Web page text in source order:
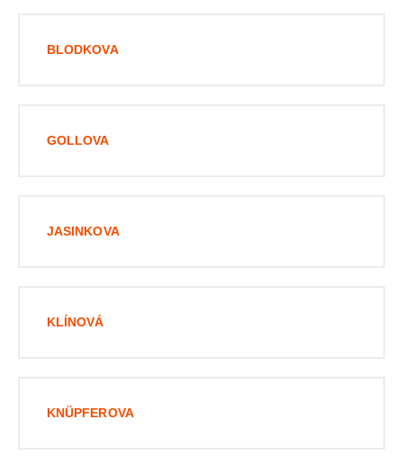
BLODKOVA
GOLLOVA
JASINKOVA
KLÍNOVÁ
KNÜPFEROVA